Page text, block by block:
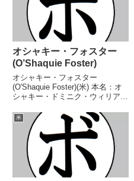
オシャキー・フォスター
(O’Shaquie Foster)
オシャキー・フォスター
(O'Shaquie Foster)(米) 本名：オ
シャキー・ドミニク・ウィリアム
年9月17日国籍：米戦績：28戦25
勝(12KO)3敗 【獲得タイトル】
WBCスーパーフェザー級シルバ
ー...
米